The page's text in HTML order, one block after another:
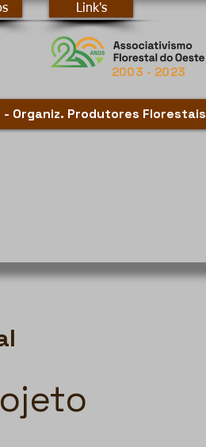
Link's
2003 - 2023
- Organiz. Produtores Florestais